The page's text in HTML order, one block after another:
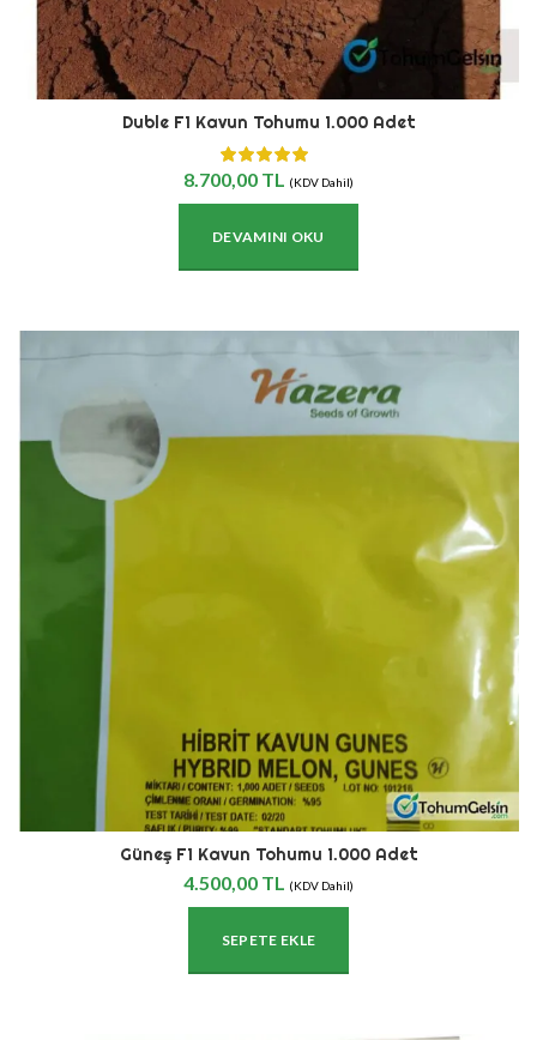
Duble F1 Kavun Tohumu 1.000 Adet
8.700,00 TL (KDV Dahil)
DEVAMINI OKU
Güneş F1 Kavun Tohumu 1.000 Adet
4.500,00 TL (KDV Dahil)
SEPETE EKLE